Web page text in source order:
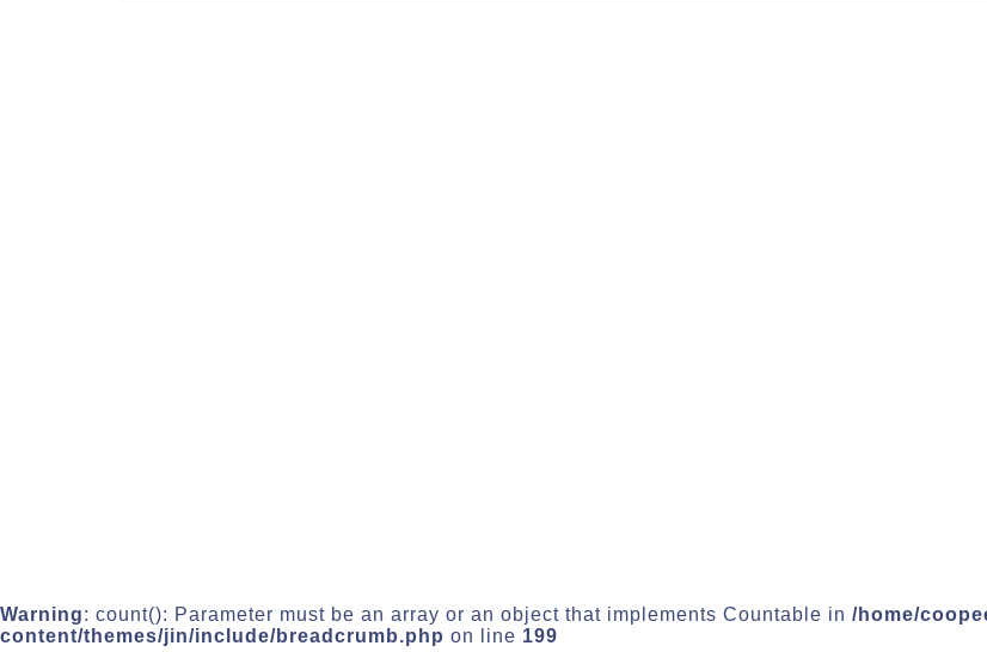
Warning: count(): Parameter must be an array or an object that implements Countable in /home/
content/themes/jin/include/breadcrumb.php on line 199